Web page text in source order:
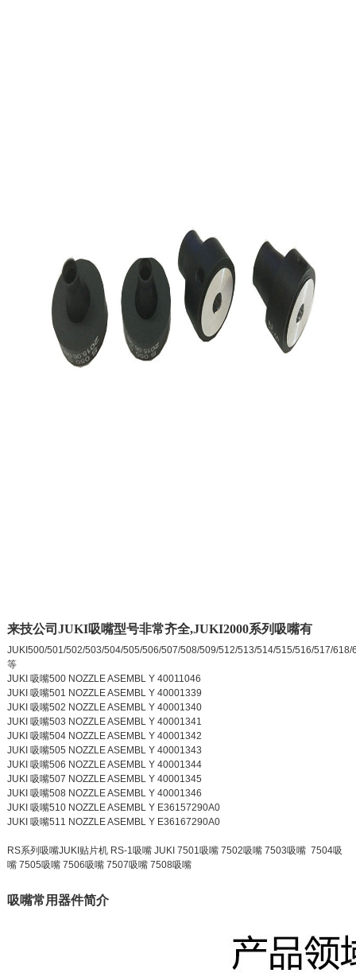
来技公司JUKI吸嘴型号非常齐全,JUKI2000系列吸嘴有
JUKI500/501/502/503/504/505/506/507/508/509/512/513/514/515/516/517/618/
等
JUKI 吸嘴500 NOZZLE ASEMBL Y 40011046
JUKI 吸嘴501 NOZZLE ASEMBL Y 40001339
JUKI 吸嘴502 NOZZLE ASEMBL Y 40001340
JUKI 吸嘴503 NOZZLE ASEMBL Y 40001341
JUKI 吸嘴504 NOZZLE ASEMBL Y 40001342
JUKI 吸嘴505 NOZZLE ASEMBL Y 40001343
JUKI 吸嘴506 NOZZLE ASEMBL Y 40001344
JUKI 吸嘴507 NOZZLE ASEMBL Y 40001345
JUKI 吸嘴508 NOZZLE ASEMBL Y 40001346
JUKI 吸嘴510 NOZZLE ASEMBL Y E36157290A0
JUKI 吸嘴511 NOZZLE ASEMBL Y E36167290A0
RS系列吸嘴JUKI贴片机 RS-1吸嘴 JUKI 7501吸嘴 7502吸嘴 7503吸嘴 7504吸
嘴 7505吸嘴 7506吸嘴 7507吸嘴 7508吸嘴
吸嘴常用器件简介